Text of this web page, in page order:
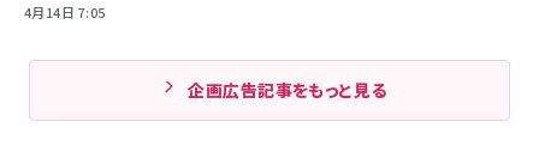
4月14日 7:05
企画広告記事をもっと見る